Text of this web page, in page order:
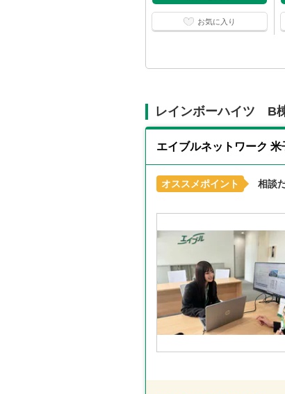
お気に入り
レインボーハイツ B
エイブルネットワーク 米
オススメポイント 相談